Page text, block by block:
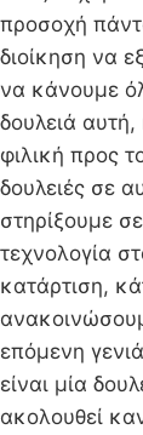
προσοχή
διοίκηση να
να κάνουμε
δουλειά αυτή,
φιλική προς
δουλειές σε
στηρίξουμε
τεχνολογία
κατάρτιση,
επόμενη
είναι μία
ακολουθεί